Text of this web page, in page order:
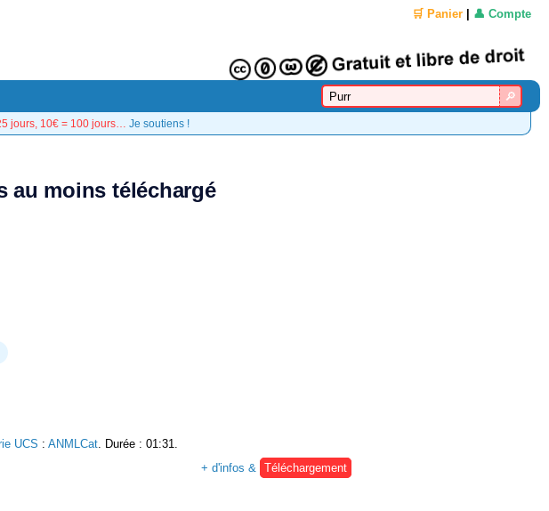
🛒 Panier 👤 Compte
jours, 10€ = 100 jours… Je soutiens !
au moins téléchargé
UCS : ANMLCat . Durée : 01:31.
+ d'infos &
Téléchargement